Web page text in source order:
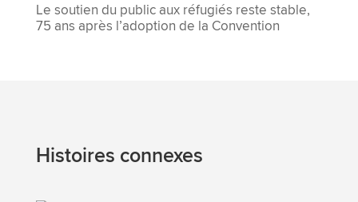
Le soutien du public aux réfugiés reste stable,
75 ans après l’adoption de la Convention
Histoires connexes